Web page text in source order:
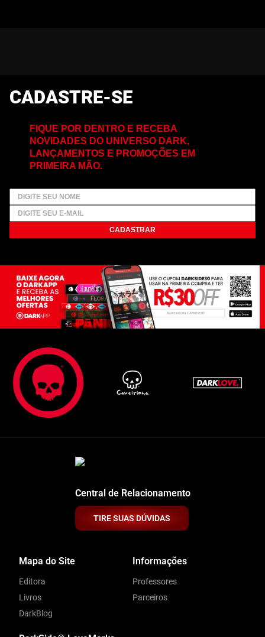
CADASTRE-SE
FIQUE POR DENTRO E RECEBA
NOVIDADES DO UNIVERSO DARK,
LANÇAMENTOS E PROMOÇÕES EM
PRIMEIRA MÃO.
CADASTRAR
Central de Relacionamento
TIRE SUAS DÚVIDAS
Mapa do Site
Editora
Livros
DarkBlog
Informações
Professores
Parceiros